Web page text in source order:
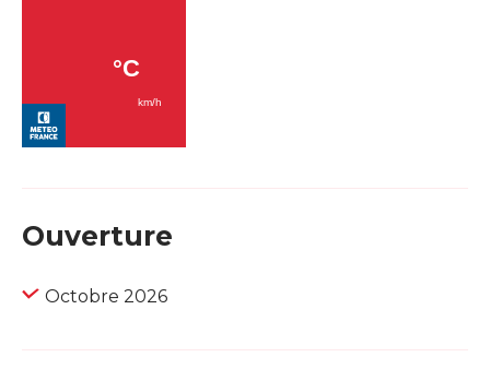
Ouverture
Octobre 2026